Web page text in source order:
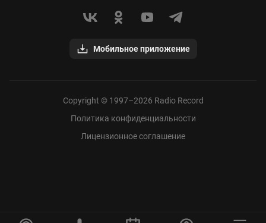
Мобильное приложение
Copyright © 1997–2026 Radio Record
Политика конфиденциальности
Лицензионное соглашение